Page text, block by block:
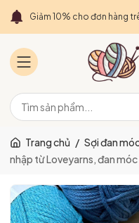
Giảm 10% cho đơn hàng
Trang chủ / Sợi đan
nhập từ Loveyarns, đan móc